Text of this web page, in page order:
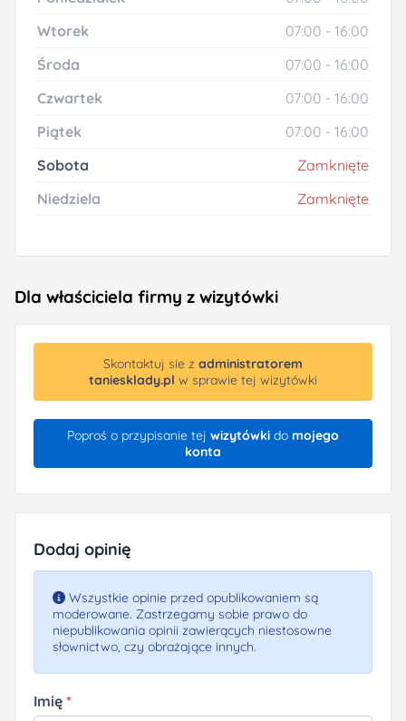
Wtorek
07:00 - 16:00
Środa
07:00 - 16:00
Czwartek
07:00 - 16:00
Piątek
07:00 - 16:00
Sobota
Zamknięte
Niedziela
Zamknięte
Dla właściciela firmy z wizytówki
Skontaktuj sie z administratorem
taniesklady.pl w sprawie tej wizytówki
Poproś o przypisanie tej wizytówkido mojego
konta
Dodaj opinię
Wszystkie opinie przed opublikowaniem są
moderowane. Zastrzegamy sobie prawo do
niepublikowania opinii zawierących niestosowne
słownictwo, czy obrażające innych.
Imię